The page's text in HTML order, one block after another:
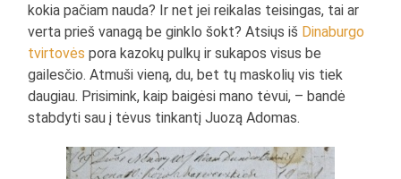
kokia pačiam nauda? Ir net jei reikalas teisingas, tai ar
verta prieš vanagą be ginklo šokt? Atsiųs iš Dinaburgo
tvirtovės pora kazokų pulkų ir sukapos visus be
gailesčio. Atmuši vieną, du, bet tų maskolių vis tiek
daugiau. Prisimink, kaip baigėsi mano tėvui, – bandė
stabdyti sau į tėvus tinkantį Juozą Adomas.